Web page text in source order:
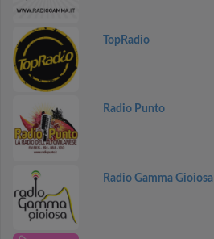
TopRadio
Radio Punto
Radio Gamma Gioiosa